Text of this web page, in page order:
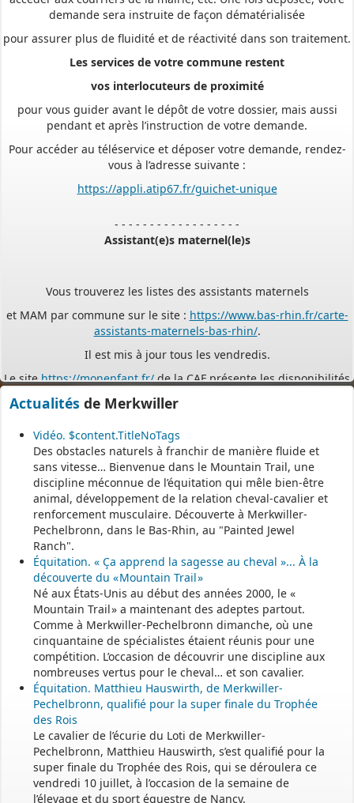
pour assurer plus de fluidité et de réactivité dans son traitement.
Les services de votre commune restent
vos interlocuteurs de proximité
pour vous guider avant le dépôt de votre dossier, mais aussi
Pour accéder au téléservice et déposer votre demande, rendez-
https://appli.atip67.fr/guichet-unique
- - - - - - - - - - - - - - - - - -
et MAM par commune sur le site :https://www.bas-rhin.fr/carte-
Il est mis à jour tous les vendredis.
https://monenfant.fr/de la CAF présente les disponibilités
- - - - - - - - - - - - - - - - - -
Permanence mairie
Le secrétariat est fermé le samedi matin.
Une permanence est assurée par le maire, sur rendez-vous.
Actualités de Merkwiller
Vidéo. $content.TitleNoTags
Des obstacles naturels à franchir de manière fluide et
sans vitesse… Bienvenue dans le Mountain Trail, une
discipline méconnue de l’équitation qui mêle bien-être
animal, développement de la relation cheval-cavalier et
renforcement musculaire. Découverte à Merkwiller-
Pechelbronn, dans le Bas-Rhin, au "Painted Jewel
Ranch".
Équitation. « Ça apprend la sagesse au cheval »... À la
découverte du « Mountain Trail »
Né aux États-Unis au début des années 2000, le «
Mountain Trail » a maintenant des adeptes partout.
Comme à Merkwiller-Pechelbronn dimanche, où une
cinquantaine de spécialistes étaient réunis pour une
compétition. L’occasion de découvrir une discipline aux
nombreuses vertus pour le cheval… et son cavalier.
Équitation. Matthieu Hauswirth, de Merkwiller-
Pechelbronn, qualifié pour la super finale du Trophée
des Rois
Le cavalier de l’écurie du Loti de Merkwiller-
Pechelbronn, Matthieu Hauswirth, s’est qualifié pour la
super finale du Trophée des Rois, qui se déroulera ce
vendredi 10 juillet, à l’occasion de la semaine de
l’élevage et du sport équestre de Nancy.